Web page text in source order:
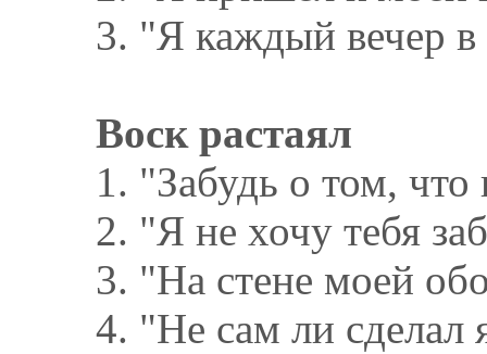
3. "Я каждый вечер
Воск растаял
1. "Забудь о том,
2. "Я не хочу тебя
3. "На стене моей
4. "Не сам ли сделал